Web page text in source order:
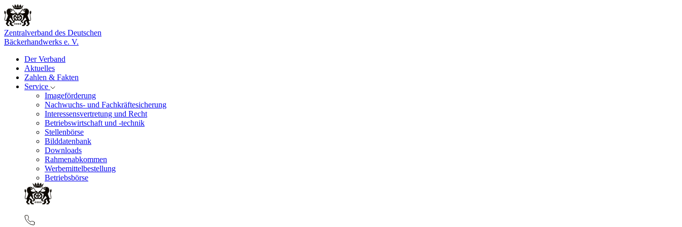
Zentralverband des Deutschen
Bäckerhandwerks e. V.
Der Verband
Aktuelles
Zahlen & Fakten
Service
Imageförderung
Nachwuchs- und Fachkräftesicherung
Interessensvertretung und Recht
Betriebswirtschaft und -technik
Stellenbörse
Bilddatenbank
Downloads
Rahmenabkommen
Werbemittelbestellung
Betriebsbörse